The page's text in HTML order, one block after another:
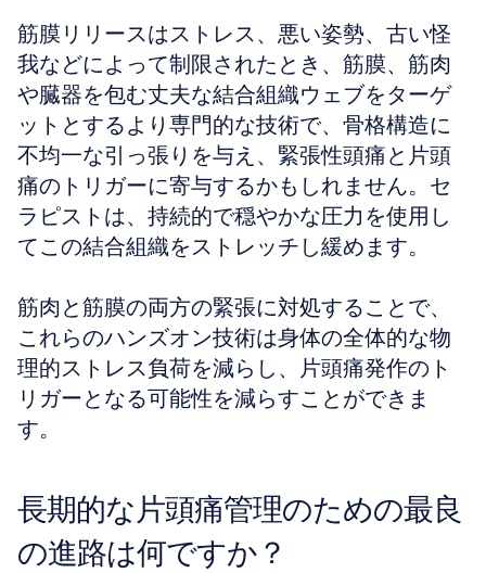
筋膜リリースはストレス、悪い姿勢、古い怪
我などによって制限されたとき、筋膜、筋肉
や臓器を包む丈夫な結合組織ウェブをターゲ
ットとするより専門的な技術で、骨格構造に
不均一な引っ張りを与え、緊張性頭痛と片頭
痛のトリガーに寄与するかもしれません。セ
ラピストは、持続的で穏やかな圧力を使用し
てこの結合組織をストレッチし緩めます。
筋肉と筋膜の両方の緊張に対処することで、
これらのハンズオン技術は身体の全体的な物
理的ストレス負荷を減らし、片頭痛発作のト
リガーとなる可能性を減らすことができま
す。
長期的な片頭痛管理のための最良
の進路は何ですか？